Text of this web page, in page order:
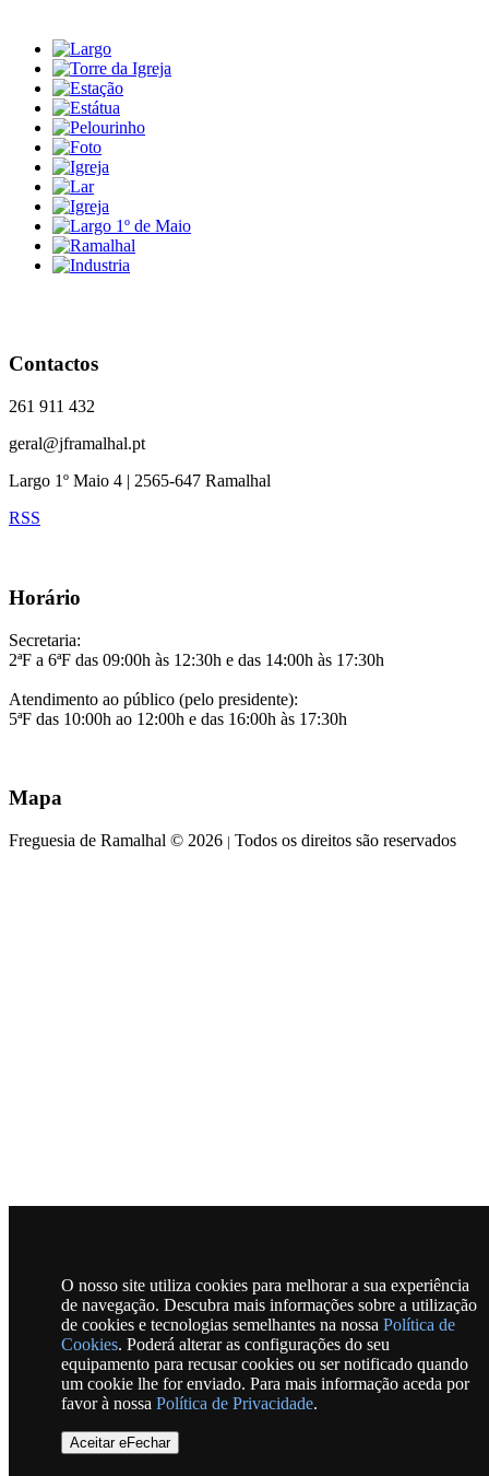
O nosso site utiliza cookies para melhorar a sua experiência
de navegação. Descubra mais informações sobre a utilização
de cookies e tecnologias semelhantes na nossa Política de
Cookies. Poderá alterar as configurações do seu
equipamento para recusar cookies ou ser notificado quando
um cookie lhe for enviado. Para mais informação aceda por
favor à nossa Política de Privacidade.
Aceitar eFechar
Contactos
261 911 432
geral@jframalhal.pt
Largo 1º Maio 4 | 2565-647 Ramalhal
RSS
Horário
Secretaria:
2ªF a 6ªF das 09:00h às 12:30h e das 14:00h às 17:30h
Atendimento ao público (pelo presidente):
5ªF das 10:00h ao 12:00h e das 16:00h às 17:30h
Mapa
Freguesia de Ramalhal © 2026 | Todos os direitos são reservados